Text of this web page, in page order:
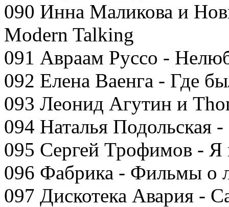
090 Инна Маликова и
Modern Talking
091 Авраам Руссо -
092 Елена Ваенга - Где
093 Леонид Агутин и
094 Наталья Подольская
095 Сергей Трофимов - Я
096 Фабрика - Фильмы о
097 Дискотека Авария -